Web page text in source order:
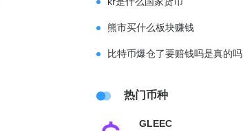
熊市买什么板块赚钱
比特币爆仓了要赔钱吗是真的吗
热门币种
GLEEC